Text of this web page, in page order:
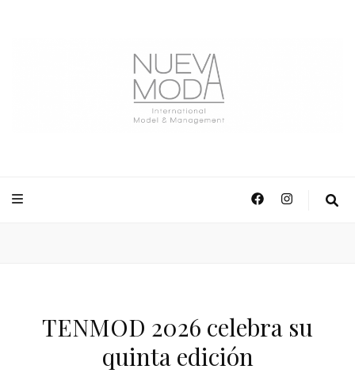
TENMOD 2026 celebra su
quinta edición